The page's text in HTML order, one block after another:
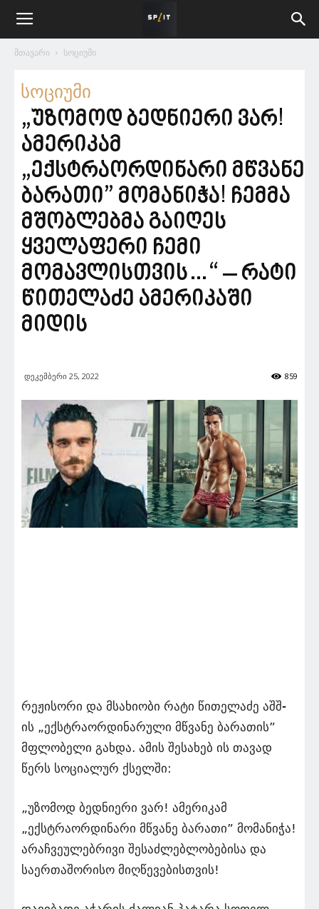
მთავარი სოციუმი
სოციუმი
„უზომოდ ბედნიერი ვარ!
ამერიკამ
„ექსტრაორდინარი მწვანე
ბარათი” მომანიჭა! ჩემმა
მშობლებმა გაიღეს
ყველაფერი ჩემი
მომავლისთვის…“ – რატი
წითელაძე ამერიკაში
მიდის
დეკემბერი 25, 2022 859
რეჟისორი და მსახიობი რატი წითელაძე აშშ-
ის „ექსტრაორდინარული მწვანე ბარათის”
მფლობელი გახდა. ამის შესახებ ის თავად
წერს სოციალურ ქსელში:
„უზომოდ ბედნიერი ვარ! ამერიკამ
„ექსტრაორდინარი მწვანე ბარათი” მომანიჭა!
არაჩვეულებრივი შესაძლებლობებისა და
საერთაშორისო მიღწევებისთვის!